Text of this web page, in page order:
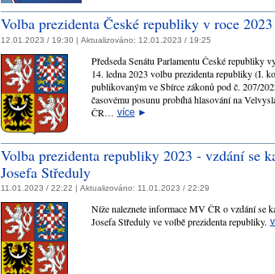
Volba prezidenta České republiky v roce 2023
12.01.2023 / 19:30 | Aktualizováno: 12.01.2023 / 19:25
Předseda Senátu Parlamentu České republiky
14. ledna 2023 volbu prezidenta republiky (I.
publikovaným ve Sbírce zákonů pod č. 207/
časovému posunu probíhá hlasování na
ČR… více ►
Volba prezidenta republiky 2023 - vzdání se
Josefa Středuly
11.01.2023 / 22:22 | Aktualizováno: 11.01.2023 / 22:29
Níže naleznete informace MV ČR o vzdání se
Josefa Středuly ve volbě prezidenta republiky.